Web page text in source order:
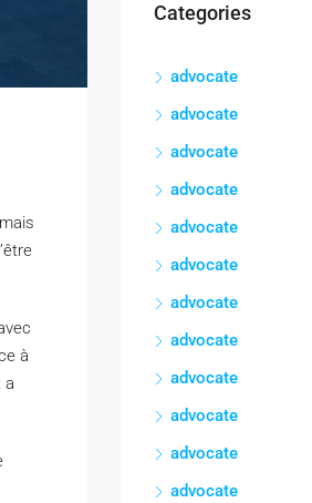
à
a
Categories
advocate
advocate
advocate
advocate
advocate
advocate
advocate
advocate
advocate
advocate
advocate
advocate